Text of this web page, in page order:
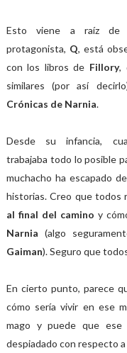
Esto viene a raíz de
protagonista, Q, está
con los libros de Fillory,
similares (por así
Crónicas de Narnia.
Desde su infancia,
trabajaba todo lo posible
muchacho ha escapado
historias. Creo que todos
al final del camino y
Narnia (algo
Gaiman). Seguro que
En cierto punto, parece
cómo sería vivir en ese
mago y puede que ese
despiadado con respecto a